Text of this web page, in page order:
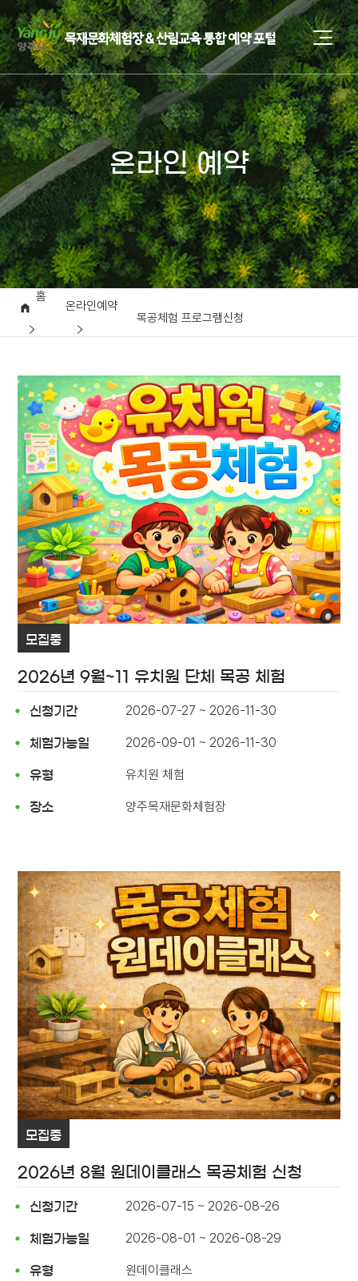
온라인 예약
홈
온라인예약
목공체험 프로그램신청
모집중
2026년 9월~11 유치원 단체 목공 체험
신청기간 2026-07-27 ~ 2026-11-30
체험가능일 2026-09-01 ~ 2026-11-30
유형 유치원 체험
장소 양주목재문화체험장
모집중
2026년 8월 원데이클래스 목공체험 신청
신청기간 2026-07-15 ~ 2026-08-26
체험가능일 2026-08-01 ~ 2026-08-29
유형 원데이클래스